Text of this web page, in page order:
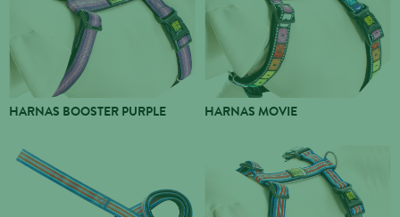
HARNAS BOOSTER PURPLE HARNAS MOVIE